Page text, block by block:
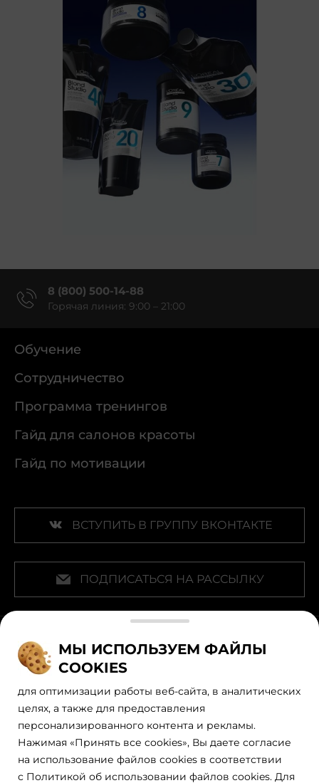
8 (800) 500-14-88
Горячая линия: 9:00 – 21:00
Обучение
Сотрудничество
Программа тренингов
Гайд для салонов красоты
Гайд по мотивации
ВСТУПИТЬ В ГРУППУ ВКОНТАКТЕ
ПОДПИСАТЬСЯ НА РАССЫЛКУ
Наши официальные партнеры
МЫ ИСПОЛЬЗУЕМ ФАЙЛЫ
COOKIES
для оптимизации работы веб-сайта, в аналитических
целях, а также для предоставления
персонализированного контента и рекламы.
Нажимая «Принять все cookies», Вы даете согласие
на использование файлов cookies в соответствии
с Политикой об использовании файлов cookies. Для